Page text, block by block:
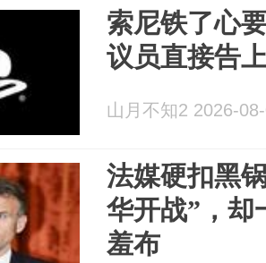
索尼铁了心
议员直接告
山月不知2 2026-
法媒硬扣黑
华开战”，却
羞布